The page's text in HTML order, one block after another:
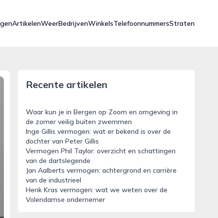
ArtikelenWeerBedrijvenWinkelsTelefoonnummersStraten
Recente artikelen
Waar kun je in Bergen op Zoom en omgeving in
de zomer veilig buiten zwemmen
Inge Gillis vermogen: wat er bekend is over de
dochter van Peter Gillis
Vermogen Phil Taylor: overzicht en schattingen
van de dartslegende
Jan Aalberts vermogen: achtergrond en carrière
van de industrieel
Henk Kras vermogen: wat we weten over de
Volendamse ondernemer